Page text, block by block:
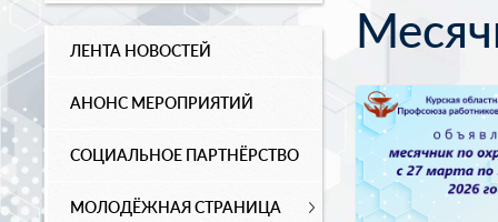
ЛЕНТА НОВОСТЕЙ
АНОНС МЕРОПРИЯТИЙ
СОЦИАЛЬНОЕ ПАРТНЁРСТВО
МОЛОДЁЖНАЯ СТРАНИЦА